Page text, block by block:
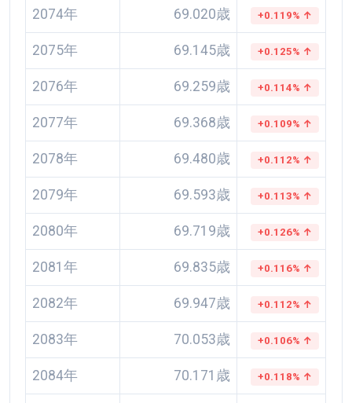
2074年 69.020歳 +0.119% ↑
2075年 69.145歳 +0.125% ↑
2076年 69.259歳 +0.114% ↑
2077年 69.368歳 +0.109% ↑
2078年 69.480歳 +0.112% ↑
2079年 69.593歳 +0.113% ↑
2080年 69.719歳 +0.126% ↑
2081年 69.835歳 +0.116% ↑
2082年 69.947歳 +0.112% ↑
2083年 70.053歳 +0.106% ↑
2084年 70.171歳 +0.118% ↑